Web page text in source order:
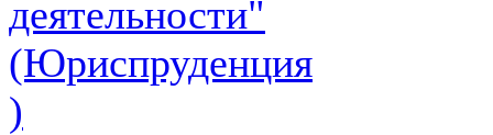
деятельности"
(Юриспруденция
)